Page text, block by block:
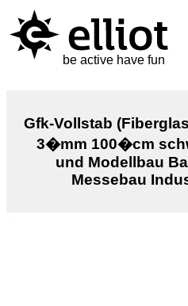
be active have fun
Gfk-Vollstab
3�mm 100�cm
und Modellbau
Messebau